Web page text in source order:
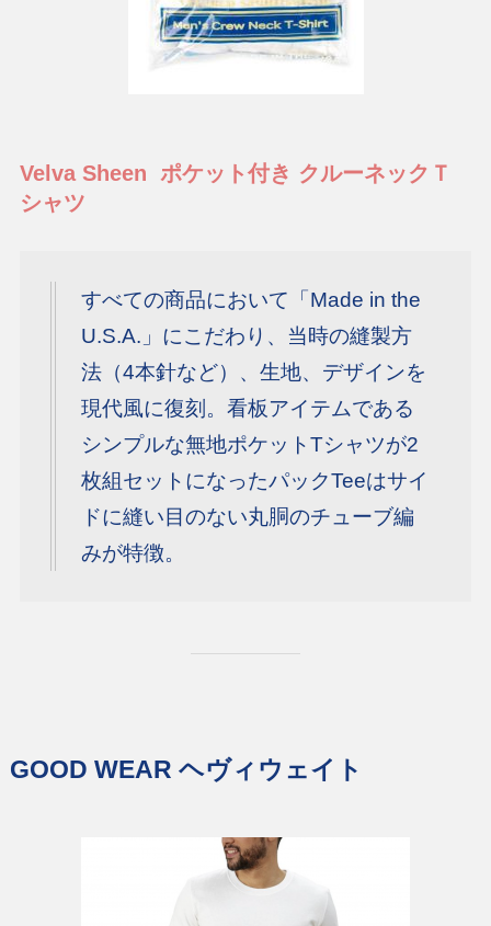
Velva Sheen ポケット付き クルーネックＴ
シャツ
すべての商品において「Made in the
U.S.A.」にこだわり、当時の縫製方
法（4本針など）、生地、デザインを
現代風に復刻。看板アイテムである
シンプルな無地ポケットTシャツが2
枚組セットになったパックTeeはサイ
ドに縫い目のない丸胴のチューブ編
みが特徴。
GOOD WEAR ヘヴィウェイト